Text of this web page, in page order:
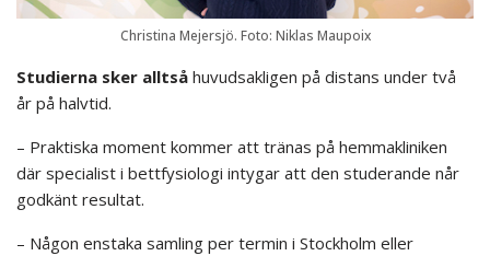
Christina Mejersjö. Foto: Niklas Maupoix
Studierna sker alltså huvudsakligen på distans under två
år på halvtid.
– Praktiska moment kommer att tränas på hemmakliniken
där specialist i bettfysiologi intygar att den studerande når
godkänt resultat.
– Någon enstaka samling per termin i Stockholm eller